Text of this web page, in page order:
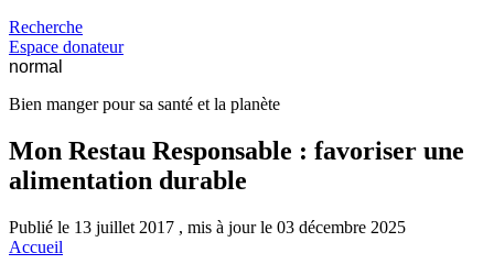
Recherche
Espace donateur
normal
Bien manger pour sa santé et la planète
Mon Restau Responsable : favoriser une
alimentation durable
Publié le 13 juillet 2017 , mis à jour le 03 décembre 2025
Accueil